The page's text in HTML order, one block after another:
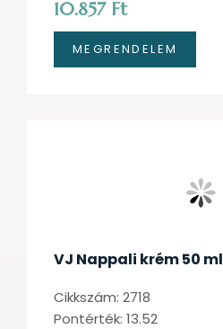
10.857 Ft
VJ Nappali krém 50 ml
Cikkszám: 2718
Pontérték: 13.52